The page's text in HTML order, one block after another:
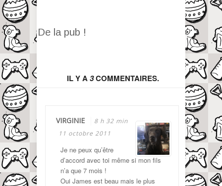
De la pub !
IL Y A3COMMENTAIRES.
VIRGINIE
8 h 32 min
11 octobre 2011
Je ne peux qu’être
d’accord avec toi même si mon fils
n’a que 7 mois !
Oui James est beau mais le plus